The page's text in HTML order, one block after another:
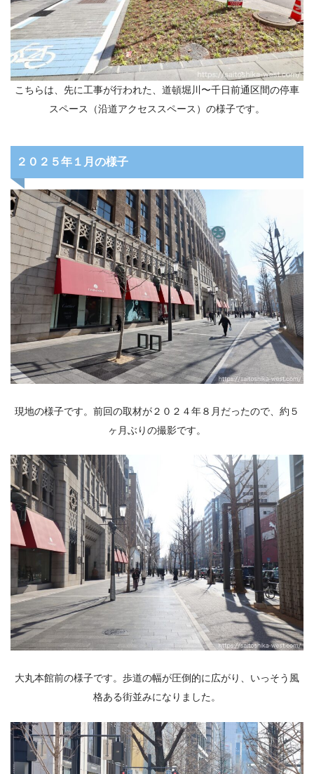
こちらは、先に工事が行われた、道頓堀川〜千日前通区間の停車
スペース（沿道アクセススペース）の様子です。
２０２５年１月の様子
現地の様子です。前回の取材が２０２４年８月だったので、約５
ヶ月ぶりの撮影です。
大丸本館前の様子です。歩道の幅が圧倒的に広がり、いっそう風
格ある街並みになりました。